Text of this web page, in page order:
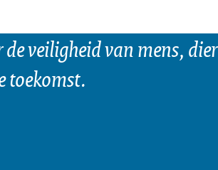
veiligheid van mens, dier
toekomst.